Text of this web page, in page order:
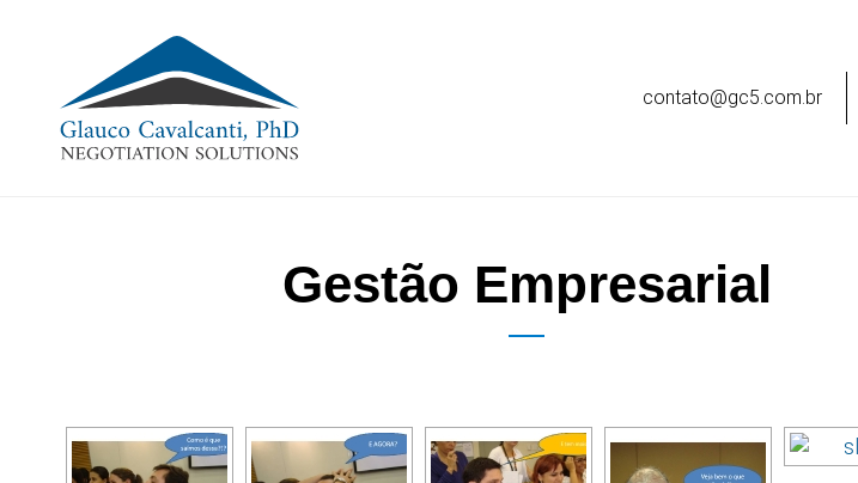
contato@gc5.com.br
Gestão Empresarial